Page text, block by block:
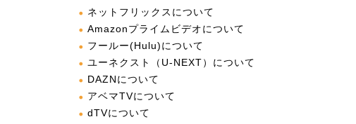
ネットフリックスについて
Amazonプライムビデオについて
フールー(Hulu)について
ユーネクスト（U-NEXT）について
DAZNについて
アベマTVについて
dTVについて